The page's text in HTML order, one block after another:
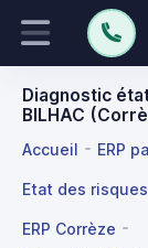
Diagnostic
BILHAC
Accueil ERP
Etat des
ERP Corrèze